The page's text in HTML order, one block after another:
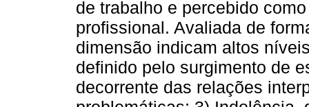
de trabalho e percebido
profissional. Avaliada de
dimensão indicam altos
definido pelo surgimento de
decorrente das relações